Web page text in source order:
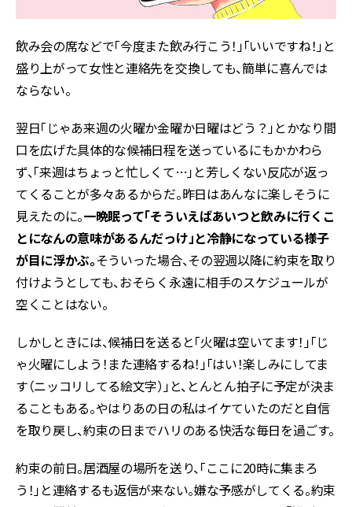
飲み会の席などで「今度また飲み行こう！」「いいですね！」と
盛り上がって女性と連絡先を交換しても、簡単に喜んでは
ならない。
翌日「じゃあ来週の火曜か金曜か日曜はどう？」とかなり間
口を広げた具体的な候補日程を送っているにもかかわら
ず、「来週はちょっと忙しくて…」と芳しくない反応が返っ
てくることが多々あるからだ。昨日はあんなに楽しそうに
見えたのに。一晩眠って「そういえばあいつと飲みに行くこ
とになんの意味があるんだっけ」と冷静になっている様子
が目に浮かぶ。そういった場合、その翌週以降に約束を取り
付けようとしても、おそらく永遠に相手のスケジュールが
空くことはない。
しかしときには、候補日を送ると「火曜は空いてます！」「じ
ゃ火曜にしよう！また連絡するね！」「はい！楽しみにしてま
す（ニッコリしてる絵文字）」と、とんとん拍子に予定が決ま
ることもある。やはりあの日の私はイケていたのだと自信
を取り戻し、約束の日までハリのある快活な毎日を過ごす。
約束の前日。居酒屋の場所を送り、「ここに20時に集まろ
う！」と連絡するも返信が来ない。嫌な予感がしてくる。約束